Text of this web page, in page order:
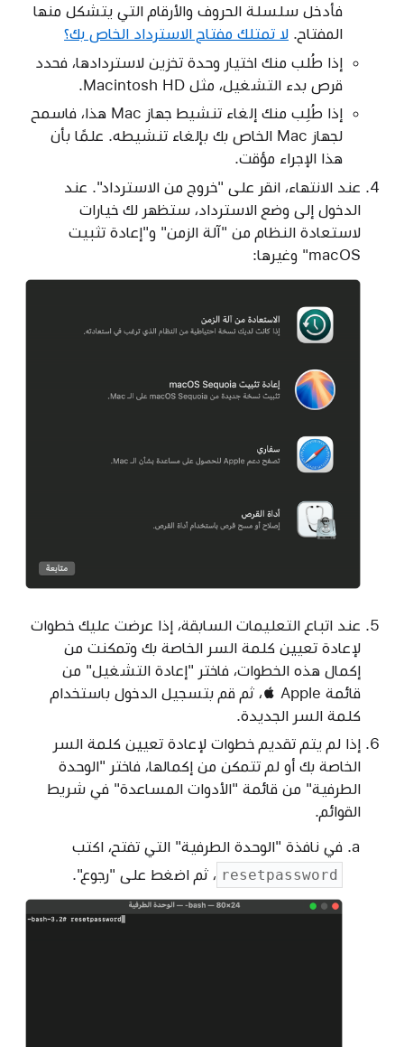
فأدخل سلسلة الحروف والأرقام التي يتشكل منها
المفتاح. لا تمتلك مفتاح الاسترداد الخاص بك؟
إذا طُلب منك اختيار وحدة تخزين لاستردادها، فحدد
قرص بدء التشغيل، مثل Macintosh HD.
إذا طُلِب منك إلغاء تنشيط جهاز Mac هذا، فاسمح
لجهاز Mac الخاص بك بإلغاء تنشيطه. علمًا بأن
هذا الإجراء مؤقت.
عند الانتهاء، انقر على "خروج من الاسترداد". عند
الدخول إلى وضع الاسترداد، ستظهر لك خيارات
لاستعادة النظام من "آلة الزمن" و"إعادة تثبيت
macOS" وغيرها:
عند اتباع التعليمات السابقة، إذا عرضت عليك خطوات
لإعادة تعيين كلمة السر الخاصة بك وتمكنت من
إكمال هذه الخطوات، فاختر "إعادة التشغيل" من
قائمة Apple‏ ، ثم قم بتسجيل الدخول باستخدام
كلمة السر الجديدة.
إذا لم يتم تقديم خطوات لإعادة تعيين كلمة السر
الخاصة بك أو لم تتمكن من إكمالها، فاختر "الوحدة
الطرفية" من قائمة "الأدوات المساعدة" في شريط
القوائم.
في نافذة "الوحدة الطرفية" التي تفتح، اكتب
resetpassword ، ثم اضغط على "رجوع".